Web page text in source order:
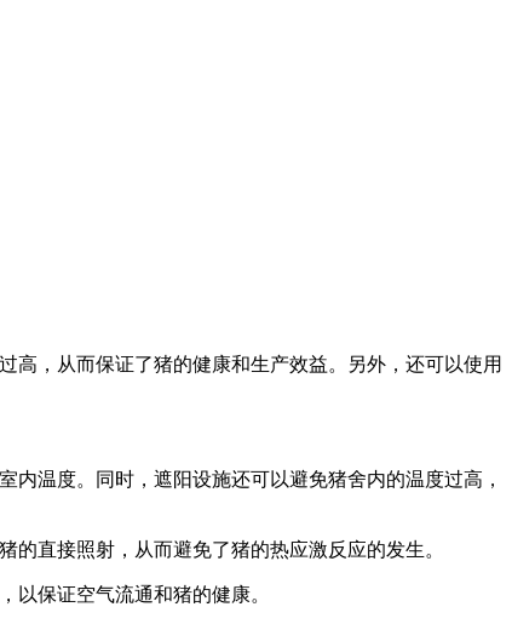
高，从而保证了猪的健康和生产效益。另外，还可以使用
温度。同时，遮阳设施还可以避免猪舍内的温度过高，
直接照射，从而避免了猪的热应激反应的发生。
以保证空气流通和猪的健康。